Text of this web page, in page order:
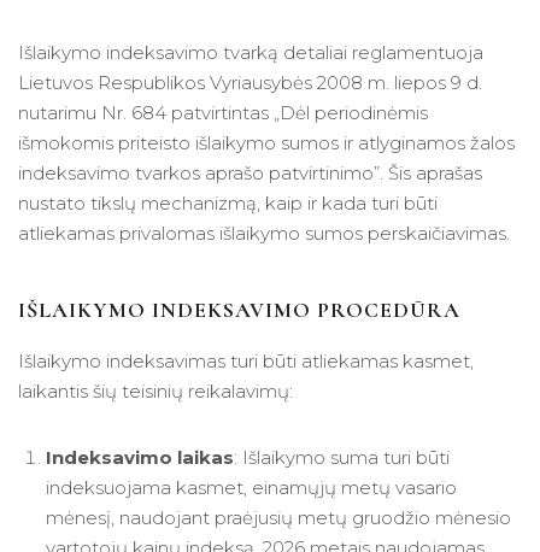
Išlaikymo indeksavimo tvarką detaliai reglamentuoja
Lietuvos Respublikos Vyriausybės 2008 m. liepos 9 d.
nutarimu Nr. 684 patvirtintas „Dėl periodinėmis
išmokomis priteisto išlaikymo sumos ir atlyginamos žalos
indeksavimo tvarkos aprašo patvirtinimo”. Šis aprašas
nustato tikslų mechanizmą, kaip ir kada turi būti
atliekamas privalomas išlaikymo sumos perskaičiavimas.
IŠLAIKYMO INDEKSAVIMO PROCEDŪRA
Išlaikymo indeksavimas turi būti atliekamas kasmet,
laikantis šių teisinių reikalavimų:
Indeksavimo laikas: Išlaikymo suma turi būti
indeksuojama kasmet, einamųjų metų vasario
mėnesį, naudojant praėjusių metų gruodžio mėnesio
vartotojų kainų indeksą, 2026 metais naudojamas